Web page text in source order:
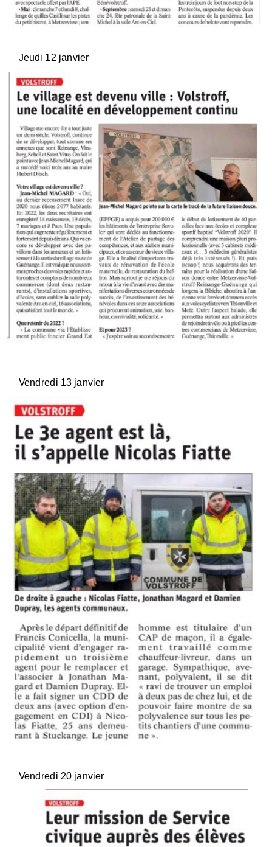
Jeudi 12 janvier
Vendredi 13 janvier
Vendredi 20 janvier